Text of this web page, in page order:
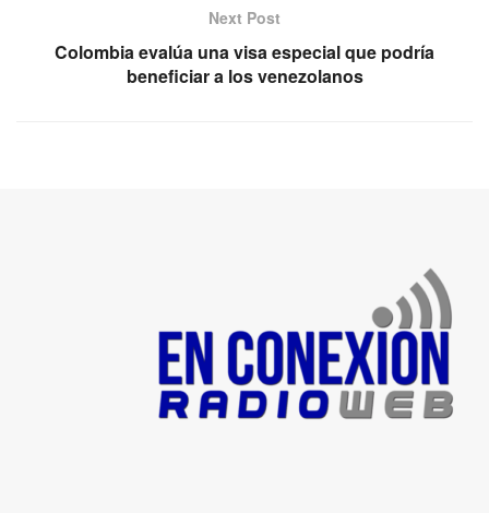
Next Post
Colombia evalúa una visa especial que podría
beneficiar a los venezolanos